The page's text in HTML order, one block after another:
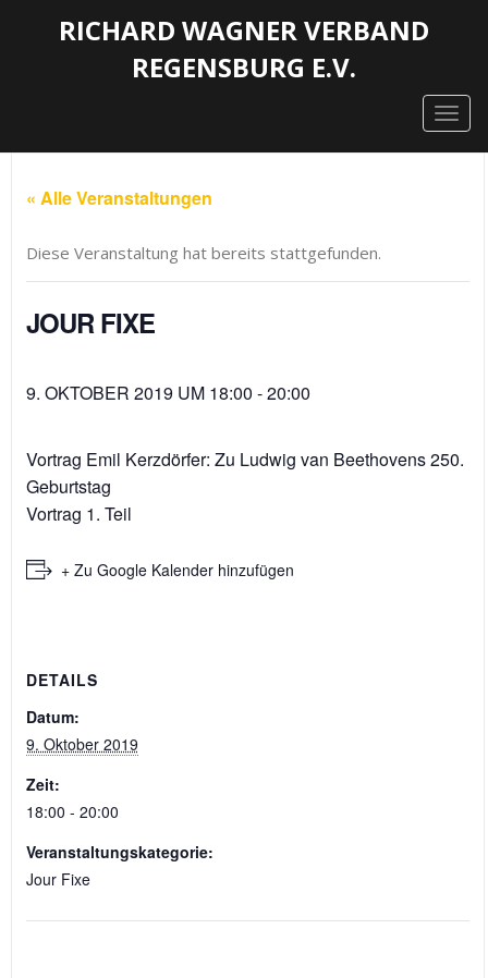
RICHARD WAGNER VERBAND
REGENSBURG E.V.
« Alle Veranstaltungen
Diese Veranstaltung hat bereits stattgefunden.
JOUR FIXE
9. OKTOBER 2019 UM 18:00 -20:00
Vortrag Emil Kerzdörfer: Zu Ludwig van Beethovens 250.
Geburtstag
Vortrag 1. Teil
+ Zu Google Kalender hinzufügen
DETAILS
Datum:
9. Oktober 2019
Zeit:
18:00 - 20:00
Veranstaltungskategorie:
Jour Fixe